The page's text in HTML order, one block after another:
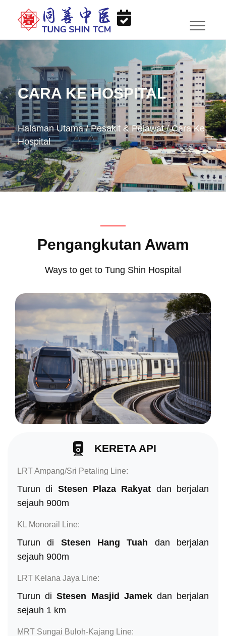
CARA KE HOSPITAL
Halaman Utama/Pesakit & Pelawat/Cara Ke
Hospital
Pengangkutan Awam
Ways to get to Tung Shin Hospital
KERETA API
LRT Ampang/Sri Petaling Line:
Turun di Stesen Plaza Rakyat dan berjalan
sejauh 900m
KL Monorail Line:
Turun di Stesen Hang Tuah dan berjalan
sejauh 900m
LRT Kelana Jaya Line:
Turun diStesen Masjid Jamekdan berjalan
sejauh 1 km
MRT Sungai Buloh-Kajang Line: